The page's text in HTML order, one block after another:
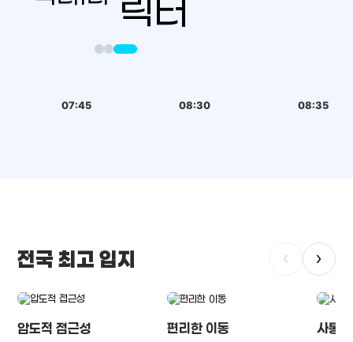
07:45 08:30 08:35
전국 최고 입지 ‹ ›
압도적 접근성 편리한 이동 사통